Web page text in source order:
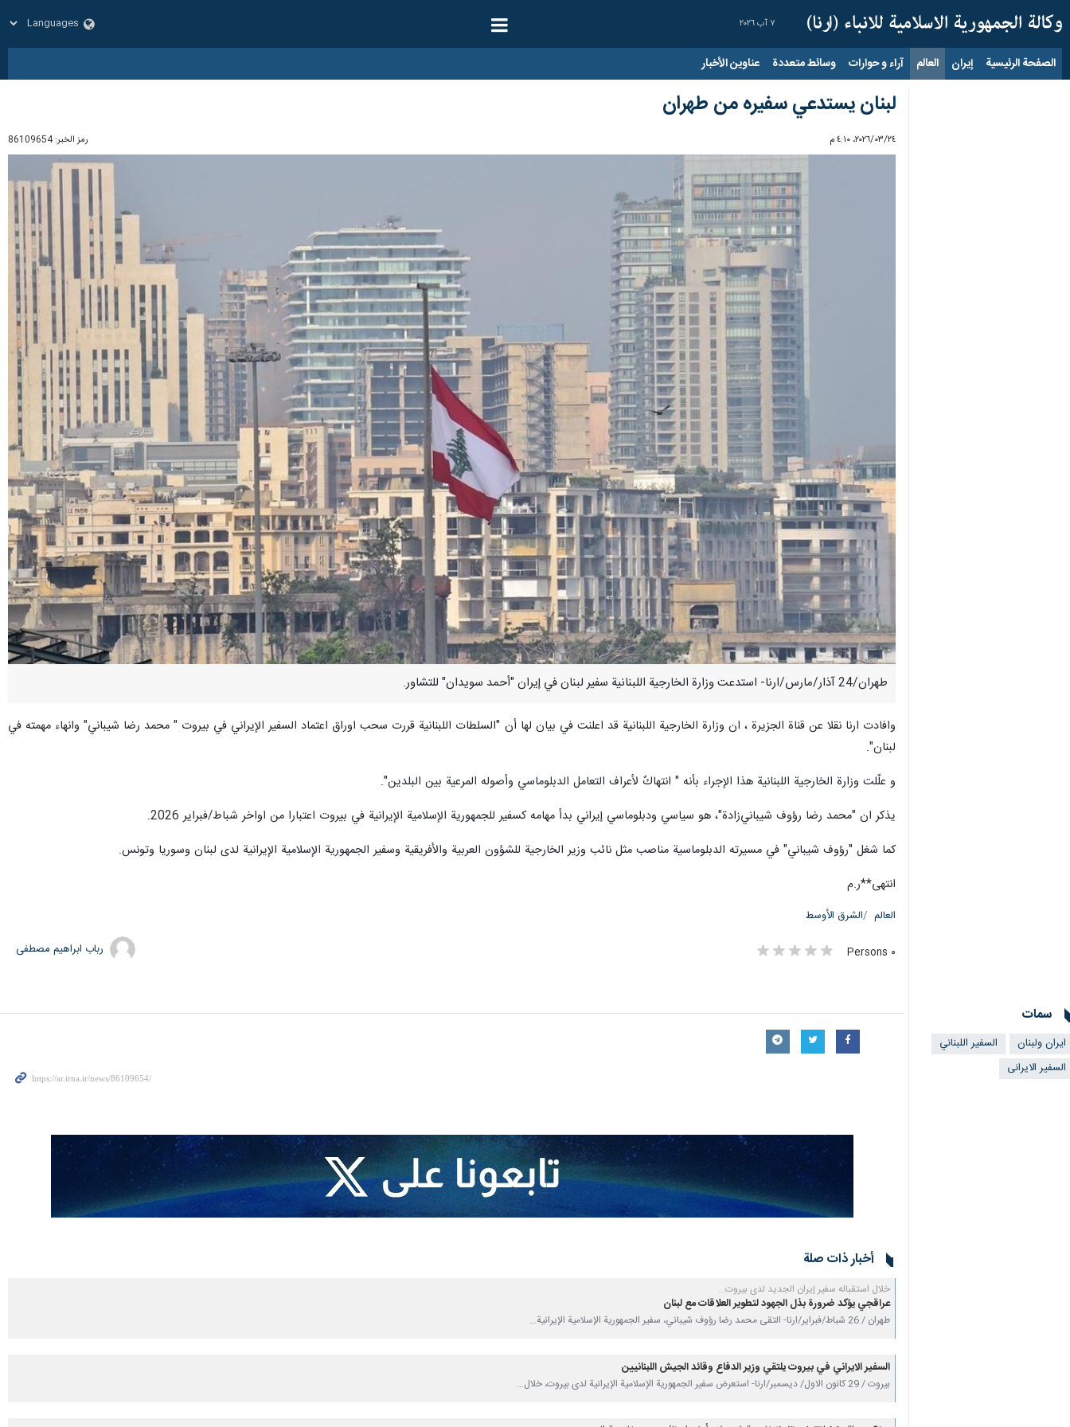
٧ آب ٢٠٢٦
الصفحة الرئيسية إيران العالم آراء و حوارات وسائط متعددة عناوين الأخبار
لبنان يستدعي سفيره من طهران
٢٤‏/٠٣‏/٢٠٢٦، ٤:١٠ م رمز الخبر: 86109654
طهران/24 آذار/مارس/ارنا- استدعت وزارة الخارجية اللبنانية سفير لبنان في إيران "أحمد سويدان" للتشاور.
وافادت ارنا نقلا عن قناة الجزيرة ، ان وزارة الخارجية اللبنانية قد اعلنت في بيان لها أن "السلطات اللبنانية قررت سحب اوراق اعتماد السفير الإيراني في بيروت " محمد رضا شيباني" وانهاء مهمته في
لبنان".
و علّلت وزارة الخارجية اللبنانية هذا الإجراء بأنه " انتهاكٌ لأعراف التعامل الدبلوماسي وأصوله المرعية بين البلدين".
يذكر ان "محمد رضا رؤوف شيباني‌زادة"، هو سياسي ودبلوماسي إيراني بدأ مهامه كسفير للجمهورية الإسلامية الإيرانية في بيروت اعتبارا من اواخر شباط/فبراير 2026.
كما شغل "رؤوف شيباني" في مسيرته الدبلوماسية مناصب مثل نائب وزير الخارجية للشؤون العربية والأفريقية وسفير الجمهورية الإسلامية الإيرانية لدى لبنان وسوريا وتونس.
انتهى**ر.م
العالم الشرق الأوسط
٠ Persons رباب ابراهیم مصطفی
سمات
ايران ولبنان
السفير اللبناني
السفیر الایرانی
أخبار ذات صلة
خلال استقباله سفير إيران الجديد لدى بيروت...
عراقجي يؤكد ضرورة بذل الجهود لتطوير العلاقات مع لبنان
طهران / 26 شباط/فبراير/ارنا- التقى محمد رضا رؤوف شيباني، سفير الجمهورية الإسلامية الإيرانية…
السفير الايراني في بيروت يلتقي وزير الدفاع وقائد الجيش اللبنانيين
بيروت / 29 كانون الاول/ ديسمبر/ارنا- استعرض سفير الجمهورية الإسلامية الإيرانية لدى بيروت، خلال…